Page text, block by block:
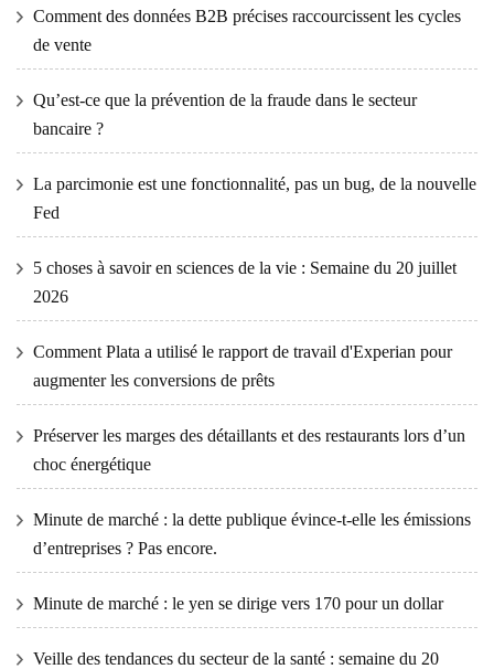
Comment des données B2B précises raccourcissent les cycles
de vente
Qu’est-ce que la prévention de la fraude dans le secteur
bancaire ?
La parcimonie est une fonctionnalité, pas un bug, de la nouvelle
Fed
5 choses à savoir en sciences de la vie : Semaine du 20 juillet
2026
Comment Plata a utilisé le rapport de travail d'Experian pour
augmenter les conversions de prêts
Préserver les marges des détaillants et des restaurants lors d’un
choc énergétique
Minute de marché : la dette publique évince-t-elle les émissions
d’entreprises ? Pas encore.
Minute de marché : le yen se dirige vers 170 pour un dollar
Veille des tendances du secteur de la santé : semaine du 20